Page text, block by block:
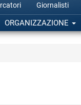
Giornalisti
ORGANIZZAZIONE